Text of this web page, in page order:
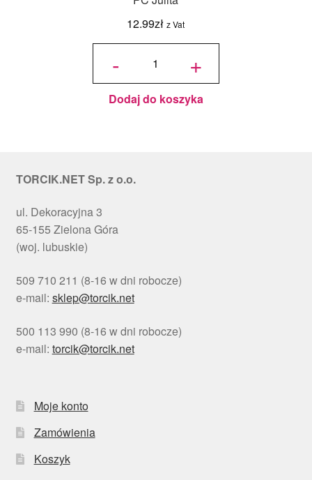
12.99zł z Vat
-
ilość
okrągły
Choinki
Ø 30
cm, h 1
cm - PC
+
Dodaj do koszyka
TORCIK.NET Sp. z o.o.
ul. Dekoracyjna 3
65-155 Zielona Góra
(woj. lubuskie)
509 710 211 (8-16 w dni robocze)
e-mail: sklep@torcik.net
500 113 990 (8-16 w dni robocze)
e-mail: torcik@torcik.net
Moje konto
Zamówienia
Koszyk